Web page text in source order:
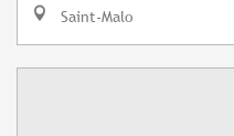
Saint-Malo